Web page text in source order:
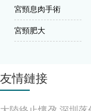
宮頸息肉手術
宮頸肥大
友情鏈接